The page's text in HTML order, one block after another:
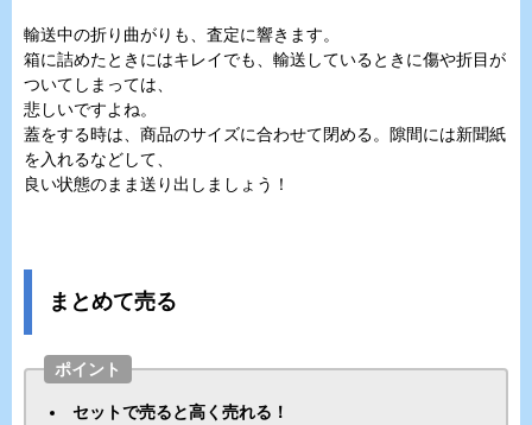
輸送中の折り曲がりも、査定に響きます。
箱に詰めたときにはキレイでも、輸送しているときに傷や折目が
ついてしまっては、
悲しいですよね。
蓋をする時は、商品のサイズに合わせて閉める。隙間には新聞紙
を入れるなどして、
良い状態のまま送り出しましょう！
まとめて売る
ポイント
セットで売ると高く売れる！